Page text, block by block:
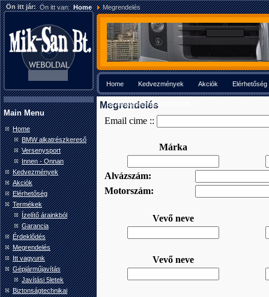
Ön itt jár: Ön itt van:Home Megrendelés
Home Kedvezmények Akciók Elérhetőség
Biztonságtechnikai adatlapok
Main Menu
Home
BMW alkatrészkereső
Versenysport
Innen - Onnan
Kedvezmények
Akciók
Elérhetőség
Termékek
Ízelítő árainkból
Garancia
Érdeklődés
Megrendelés
Itt vagyunk
Gépjárműjavítás
Javítási 5letek
Biztonságtechnikai
Megrendelés